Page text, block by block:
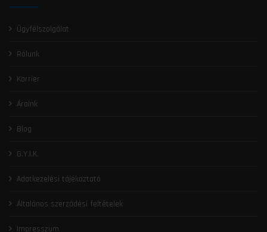
Ügyfélszolgálat
Rólunk
Karrier
Áraink
Blog
G.Y.I.K.
Adatkezelési tájékoztató
Általános szerződési feltételek
Impresszum